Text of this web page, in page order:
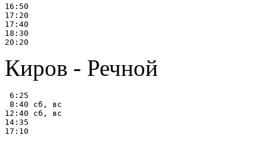
16:50
17:20
17:40
18:30
Киров - Речной
6:25
8:40 сб, вс
12:40 сб, вс
14:35
17:10